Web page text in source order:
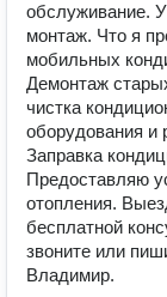
обслуживание.
монтаж. Что я
мобильных
Демонтаж
чистка
оборудования и
Заправка
Предоставляю
отопления.
бесплатной
звоните или
Владимир.